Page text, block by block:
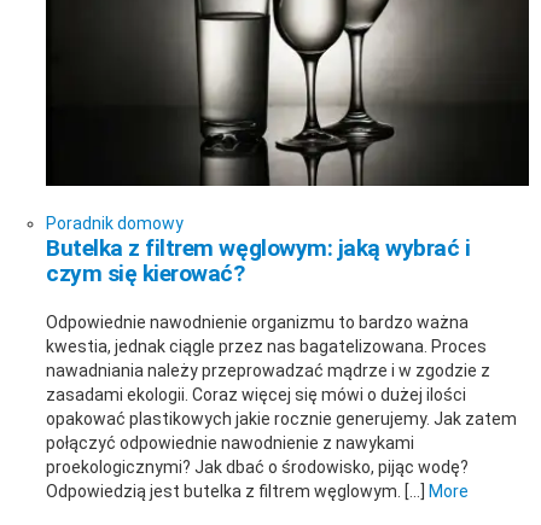
Poradnik domowy
Butelka z filtrem węglowym: jaką wybrać i
czym się kierować?
Odpowiednie nawodnienie organizmu to bardzo ważna
kwestia, jednak ciągle przez nas bagatelizowana. Proces
nawadniania należy przeprowadzać mądrze i w zgodzie z
zasadami ekologii. Coraz więcej się mówi o dużej ilości
opakować plastikowych jakie rocznie generujemy. Jak zatem
połączyć odpowiednie nawodnienie z nawykami
proekologicznymi? Jak dbać o środowisko, pijąc wodę?
Odpowiedzią jest butelka z filtrem węglowym. […]
More